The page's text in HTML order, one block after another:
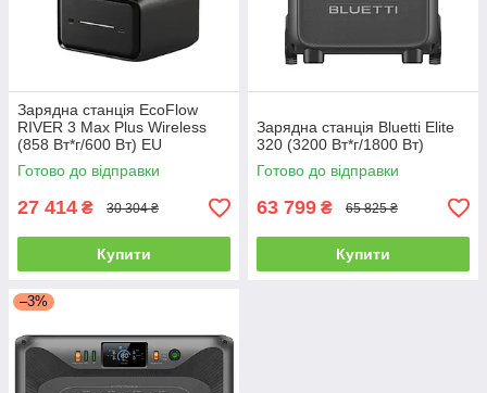
Зарядна станція EcoFlow
RIVER 3 Max Plus Wireless
(858 Вт*г/600 Вт) EU
Готово до відправки
27 414 ₴ 30 304 ₴
Купити
Зарядна станція Bluetti Elite
320 (3200 Вт*г/1800 Вт)
Готово до відправки
63 799 ₴ 65 825 ₴
Купити
–3%